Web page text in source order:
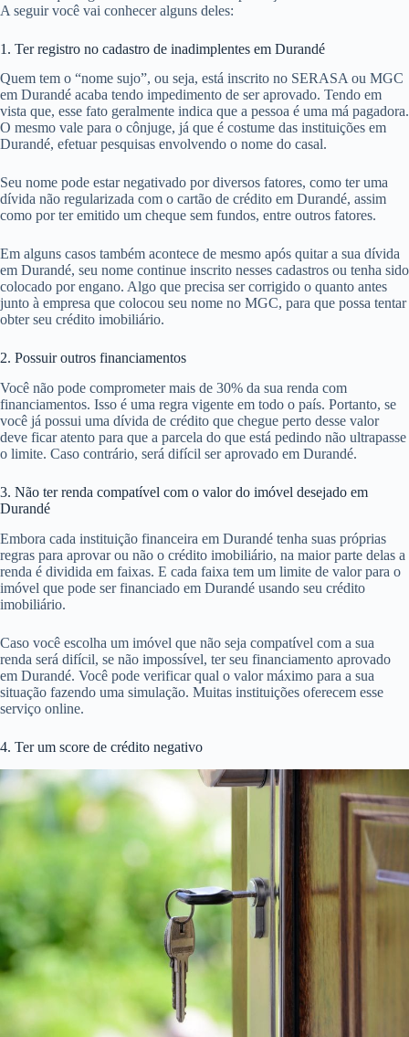
A seguir você vai conhecer alguns deles:
1. Ter registro no cadastro de inadimplentes em Durandé
Quem tem o “nome sujo”, ou seja, está inscrito no SERASA ou MGC
em Durandé acaba tendo impedimento de ser aprovado. Tendo em
vista que, esse fato geralmente indica que a pessoa é uma má pagadora.
O mesmo vale para o cônjuge, já que é costume das instituições em
Durandé, efetuar pesquisas envolvendo o nome do casal.
Seu nome pode estar negativado por diversos fatores, como ter uma
dívida não regularizada com o cartão de crédito em Durandé, assim
como por ter emitido um cheque sem fundos, entre outros fatores.
Em alguns casos também acontece de mesmo após quitar a sua dívida
em Durandé, seu nome continue inscrito nesses cadastros ou tenha sido
colocado por engano. Algo que precisa ser corrigido o quanto antes
junto à empresa que colocou seu nome no MGC, para que possa tentar
obter seu crédito imobiliário.
2. Possuir outros financiamentos
Você não pode comprometer mais de 30% da sua renda com
financiamentos. Isso é uma regra vigente em todo o país. Portanto, se
você já possui uma dívida de crédito que chegue perto desse valor
deve ficar atento para que a parcela do que está pedindo não ultrapasse
o limite. Caso contrário, será difícil ser aprovado em Durandé.
3. Não ter renda compatível com o valor do imóvel desejado em
Durandé
Embora cada instituição financeira em Durandé tenha suas próprias
regras para aprovar ou não o crédito imobiliário, na maior parte delas a
renda é dividida em faixas. E cada faixa tem um limite de valor para o
imóvel que pode ser financiado em Durandé usando seu crédito
imobiliário.
Caso você escolha um imóvel que não seja compatível com a sua
renda será difícil, se não impossível, ter seu financiamento aprovado
em Durandé. Você pode verificar qual o valor máximo para a sua
situação fazendo uma simulação. Muitas instituições oferecem esse
serviço online.
4. Ter um score de crédito negativo